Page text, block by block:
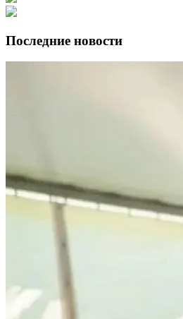
Последние новости